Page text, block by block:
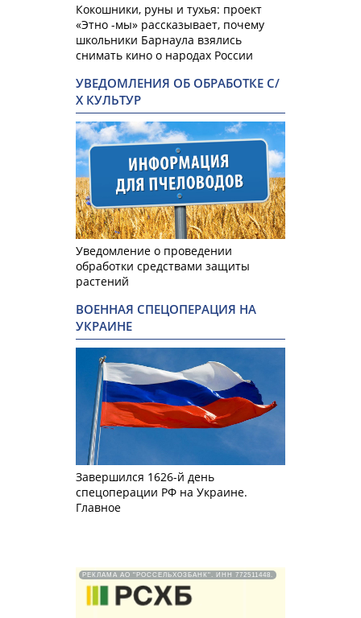
Кокошники, руны и тухья: проект
«Этно -мы» рассказывает, почему
школьники Барнаула взялись
снимать кино о народах России
УВЕДОМЛЕНИЯ ОБ ОБРАБОТКЕ С/
Х КУЛЬТУР
Уведомление о проведении
обработки средствами защиты
растений
ВОЕННАЯ СПЕЦОПЕРАЦИЯ НА
УКРАИНЕ
Завершился 1626-й день
спецоперации РФ на Украине.
Главное
РЕКЛАМА АО "РОССЕЛЬХОЗБАНК". ИНН 772511448.